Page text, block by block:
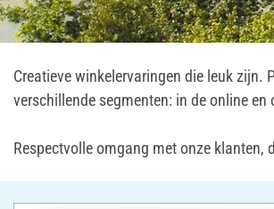
Creatieve winkelervaringen die leuk zijn.
verschillende segmenten: in de online
Respectvolle omgang met onze klanten,